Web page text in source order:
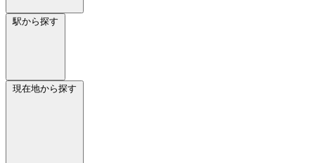
駅から探す
現在地から探す